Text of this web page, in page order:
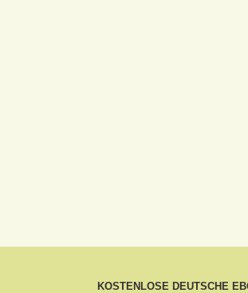
KOSTENLOSE DEUTSCHE